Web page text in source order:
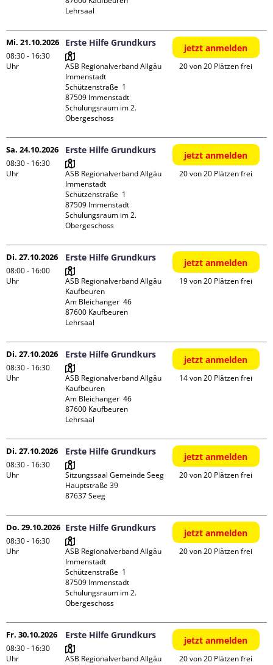
Lehrsaal
Mi. 21.10.2026
08:30 - 16:30
Uhr
Erste Hilfe Grundkurs
ASB Regionalverband Allgäu
Immenstadt
Schützenstraße  1
87509 Immenstadt
Schulungsraum im 2.
Obergeschoss
jetzt anmelden
20 von 20 Plätzen frei
Sa. 24.10.2026
08:30 - 16:30
Uhr
Erste Hilfe Grundkurs
ASB Regionalverband Allgäu
Immenstadt
Schützenstraße  1
87509 Immenstadt
Schulungsraum im 2.
Obergeschoss
jetzt anmelden
20 von 20 Plätzen frei
Di. 27.10.2026
08:00 - 16:00
Uhr
Erste Hilfe Grundkurs
ASB Regionalverband Allgäu
Kaufbeuren
Am Bleichanger  46
87600 Kaufbeuren
Lehrsaal
jetzt anmelden
19 von 20 Plätzen frei
Di. 27.10.2026
08:30 - 16:30
Uhr
Erste Hilfe Grundkurs
ASB Regionalverband Allgäu
Kaufbeuren
Am Bleichanger  46
87600 Kaufbeuren
Lehrsaal
jetzt anmelden
14 von 20 Plätzen frei
Di. 27.10.2026
08:30 - 16:30
Uhr
Erste Hilfe Grundkurs
Sitzungssaal Gemeinde Seeg
Hauptstraße 39
jetzt anmelden
20 von 20 Plätzen frei
Do. 29.10.2026
08:30 - 16:30
Uhr
Erste Hilfe Grundkurs
ASB Regionalverband Allgäu
Immenstadt
Schützenstraße  1
87509 Immenstadt
Schulungsraum im 2.
Obergeschoss
jetzt anmelden
20 von 20 Plätzen frei
Fr. 30.10.2026
08:30 - 16:30
Uhr
Erste Hilfe Grundkurs
ASB Regionalverband Allgäu
jetzt anmelden
20 von 20 Plätzen frei